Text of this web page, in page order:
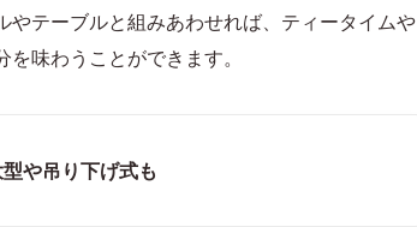
やテーブルと組みあわせれば、ティータイムや
味わうことができます。
や吊り下げ式も